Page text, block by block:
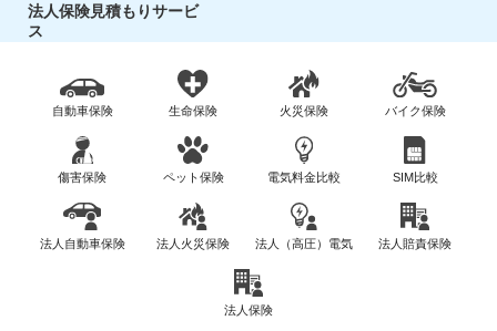
法人保険見積もりサービ
ス
自動車保険 生命保険 火災保険 バイク保険
傷害保険 ペット保険 電気料金比較 SIM比較
法人自動車保険 法人火災保険 法人（高圧）電気 法人賠責保険
法人保険